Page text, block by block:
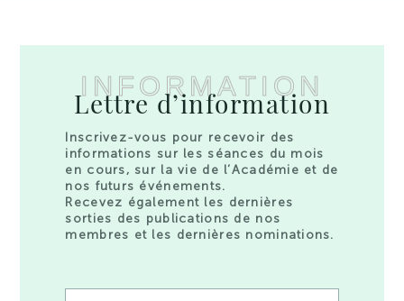
INFORMATION
Lettre d’information
Inscrivez-vous pour recevoir des
informations sur les séances du mois
en cours, sur la vie de l’Académie et de
nos futurs événements.
Recevez également les dernières
sorties des publications de nos
membres et les dernières nominations.